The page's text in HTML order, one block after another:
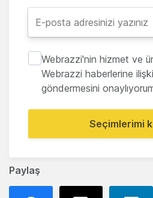
Paylaş
Webrazzi'nin hizmet ve
Webrazzi haberlerine
göndermesini
Seçimlerimi